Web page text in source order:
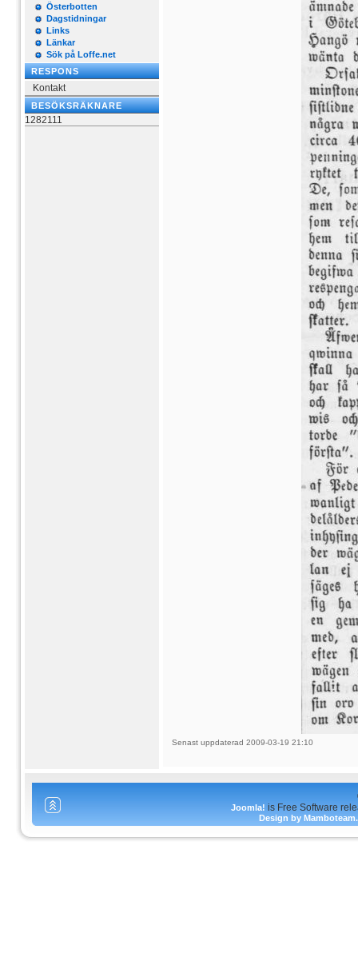
Österbotten
Dagstidningar
Links
Länkar
Sök på Loffe.net
RESPONS
Kontakt
BESÖKSRÄKNARE
1282111
Senast uppdaterad 2009-03-19 21:10
Joomla! is Free Software
Design by